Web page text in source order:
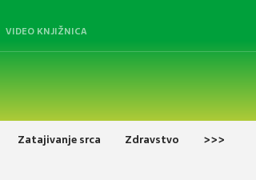
VIDEO KNJIŽNICA
Zatajivanje srca Zdravstvo >>>